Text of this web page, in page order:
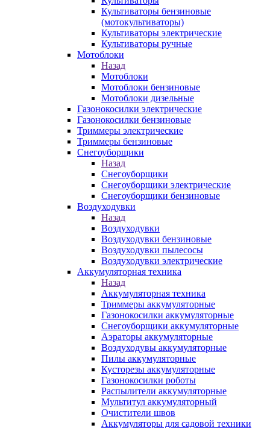
Культиваторы бензиновые
(мотокультиваторы)
Культиваторы электрические
Культиваторы ручные
Мотоблоки
Назад
Мотоблоки
Мотоблоки бензиновые
Мотоблоки дизельные
Газонокосилки электрические
Газонокосилки бензиновые
Триммеры электрические
Триммеры бензиновые
Снегоуборщики
Назад
Снегоуборщики
Снегоуборщики электрические
Снегоуборщики бензиновые
Воздуходувки
Назад
Воздуходувки
Воздуходувки бензиновые
Воздуходувки пылесосы
Воздуходувки электрические
Аккумуляторная техника
Назад
Аккумуляторная техника
Триммеры аккумуляторные
Газонокосилки аккумуляторные
Снегоуборщики аккумуляторные
Аэраторы аккумуляторные
Воздуходувы аккумуляторные
Пилы аккумуляторные
Кусторезы аккумуляторные
Газонокосилки роботы
Распылители аккумуляторные
Мультитул аккумуляторный
Очистители швов
Аккумуляторы для садовой техники